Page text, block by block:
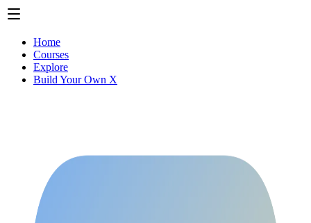
Home
Courses
Explore
Build Your Own X